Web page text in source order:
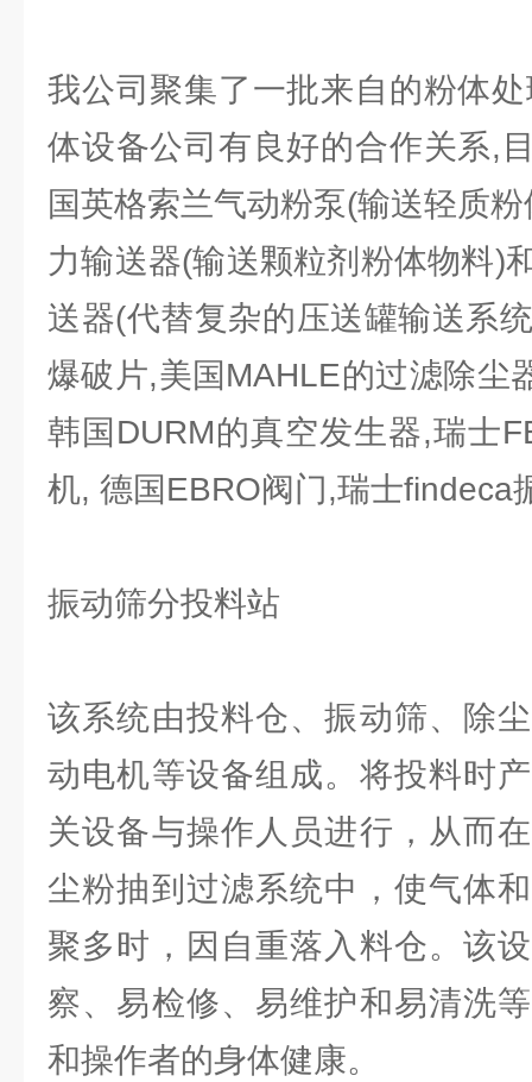
我公司聚集了一批来自的粉体
体设备公司有良好的合作关系,
国英格索兰气动粉泵(输送轻质
力输送器(输送颗粒剂粉体物料)
送器(代替复杂的压送罐输送系
爆破片,美国MAHLE的过滤除尘
韩国DURM的真空发生器,瑞士
机, 德国EBRO阀门,瑞士findeca
振动筛分投料站
该系统由投料仓、振动筛、除
动电机等设备组成。将投料时
关设备与操作人员进行，从而
尘粉抽到过滤系统中，使气体
聚多时，因自重落入料仓。该
察、易检修、易维护和易清洗
和操作者的身体健康。